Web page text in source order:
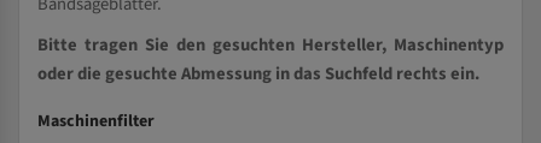
Bitte tragen Sie den gesuchten Hersteller, Maschinentyp
oder die gesuchte Abmessung in das Suchfeld rechts ein.
Maschinenfilter